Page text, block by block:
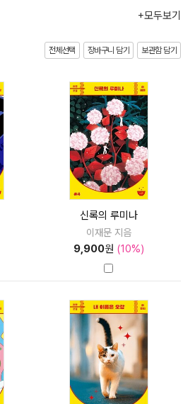
+모두보기
전체선택 장바구니 담기 보관함 담기
신록의 루미나
이재문 지음
9,900원 (10%)